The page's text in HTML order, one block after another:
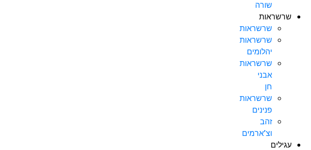
שורה
שרשראות
שרשראות
שרשראות
יהלומים
שרשראות
אבני
חן
שרשראות
פנינים
זהב
וצ’ארמים
עגילים